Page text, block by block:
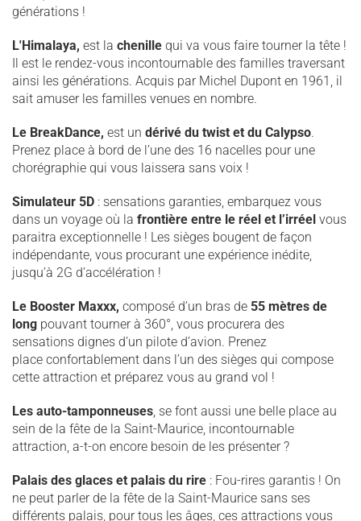
générations !
L'Himalaya, est la chenille qui va vous faire tourner la tête !
Il est le rendez-vous incontournable des familles traversant
ainsi les générations. Acquis par Michel Dupont en 1961, il
sait amuser les familles venues en nombre.
Le BreakDance, est un dérivé du twist et du Calypso.
Prenez place à bord de l’une des 16 nacelles pour une
chorégraphie qui vous laissera sans voix !
Simulateur 5D : sensations garanties, embarquez vous
dans un voyage où la frontière entre le réel et l’irréel vous
paraitra exceptionnelle ! Les sièges bougent de façon
indépendante, vous procurant une expérience inédite,
jusqu’à 2G d’accélération !
Le Booster Maxxx, composé d’un bras de 55 mètres de
long pouvant tourner à 360°, vous procurera des
sensations dignes d’un pilote d’avion. Prenez
place confortablement dans l’un des sièges qui compose
cette attraction et préparez vous au grand vol !
Les auto-tamponneuses, se font aussi une belle place au
sein de la fête de la Saint-Maurice, incontournable
attraction, a-t-on encore besoin de les présenter ?
Palais des glaces et palais du rire : Fou-rires garantis ! On
ne peut parler de la fête de la Saint-Maurice sans ses
différents palais, pour tous les âges, ces attractions vous